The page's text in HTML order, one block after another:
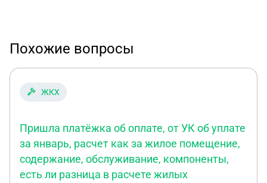
Похожие вопросы
ЖКХ
Пришла платёжка об оплате, от УК об уплате
за январь, расчет как за жилое помещение,
содержание, обслуживание, компоненты,
есть ли разница в расчете жилых